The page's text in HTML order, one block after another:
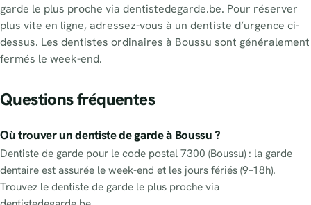
garde le plus proche via dentistedegarde.be. Pour réserver
plus vite en ligne, adressez-vous à un dentiste d’urgence ci-
dessus. Les dentistes ordinaires à Boussu sont généralement
fermés le week-end.
Questions fréquentes
Où trouver un dentiste de garde à Boussu ?
Dentiste de garde pour le code postal 7300 (Boussu) : la garde
dentaire est assurée le week-end et les jours fériés (9–18h).
Trouvez le dentiste de garde le plus proche via